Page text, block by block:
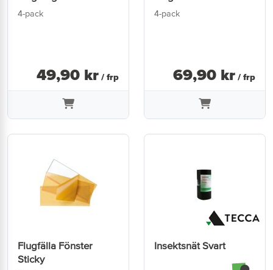
4-pack
49,90 kr / frp
4-pack
69,90 kr / frp
Flugfälla Fönster
Sticky
Insektsnät Svart